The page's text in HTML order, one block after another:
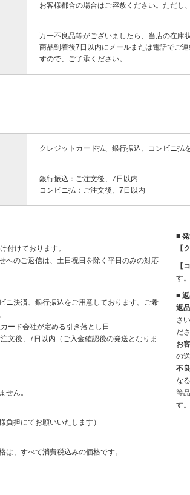
お客様都合の場合はご容赦ください。ただし
万一不良品等がございましたら、当店の在庫
商品到着後7日以内にメールまたは電話でご
すので、ご了承ください。
クレジットカード払、銀行振込、コンビニ払
銀行振込：ご注文後、7日以内
コンビニ払：ご注文後、7日以内
付けております。
へのご返信は、土日祝日を除く平日のみの対応
ニ決済、銀行振込をご用意しております。ご希
ード会社が定める引き落とし日
文後、7日以内（ご入金確認後の発送となりま
せん。
負担にてお願いいたします）
は、すべて消費税込みの価格です。
■
【
【
す。
■
返
さ
ださ
お
の
不
な
等
す。